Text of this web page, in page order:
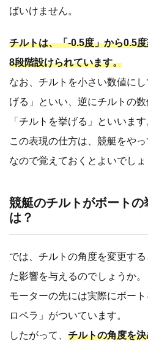
ばいけません。
チルトは、「-0.5度」から0.5
8段階設けられています。
なお、チルトを小さい数値に
げる」といい、逆にチルトの
「チルトを挙げる」といいます
この表現の仕方は、競艇をや
なので覚えておくとよいでしょ
競艇のチルトがボート
は？
では、チルトの角度を変更す
た影響を与えるのでしょうか。
モーターの先には実際にボー
ロペラ」がついています。
したがって、 チルトの角度を